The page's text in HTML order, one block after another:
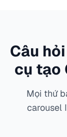
Câu
cụ tạo
Mọi thứ
carousel